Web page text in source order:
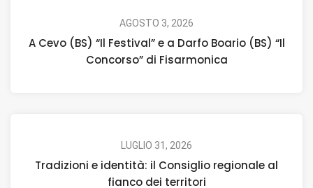
AGOSTO 3, 2026
A Cevo (BS) “Il Festival” e a Darfo Boario (BS) “Il
Concorso” di Fisarmonica
LUGLIO 31, 2026
Tradizioni e identità: il Consiglio regionale al
fianco dei territori